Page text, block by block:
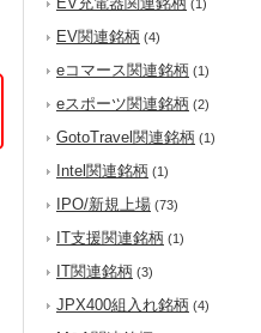
(1)
EV関連銘柄 (4)
eコマース関連銘柄 (1)
eスポーツ関連銘柄 (2)
GotoTravel関連銘柄 (1)
Intel関連銘柄 (1)
IPO/新規上場 (73)
IT支援関連銘柄 (1)
IT関連銘柄 (3)
JPX400組入れ銘柄 (4)